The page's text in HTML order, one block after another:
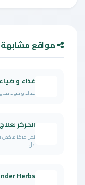
مواقع مشابهة (10 من
غذاء و ضياء
غذاء و ضياء
المركز
عل...
Herbs